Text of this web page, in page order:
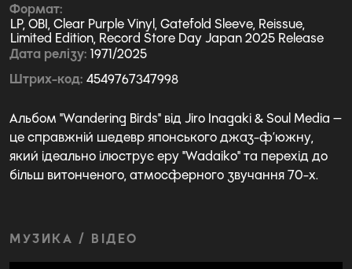
Формат
LP, OBI, Clear Purple Vinyl, Gatefold Sleeve, Reissue,
Limited Edition, Record Store Day Japan 2025 Release
Дата релізу 1971/2025
Штрих-код 4549767347998
Альбом "Wandering Birds" від Jiro Inagaki & Soul Media —
це справжній шедевр японського джаз-ф’южну,
який ідеально ілюструє еру "Wadaiko" та перехід до
більш витонченого, атмосферного звучання 70-х.
МУЗИКА / ВІДЕО